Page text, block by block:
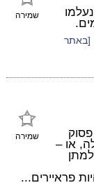
שמירה
[באתר
שמירה
או –
פראיירים...